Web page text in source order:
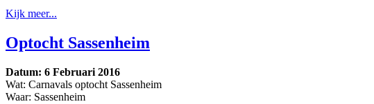
Kijk meer...
Optocht Sassenheim
Datum: 6 Februari 2016
Wat: Carnavals optocht Sassenheim
Waar: Sassenheim